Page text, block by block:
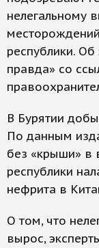
нелегальному
республики.
правда» со
В Бурятии
По данным
без «крыши» в
республики
нефрита в
О том, что
вырос,